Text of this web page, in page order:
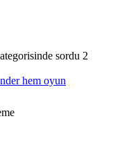
sordu 2
hem oyun